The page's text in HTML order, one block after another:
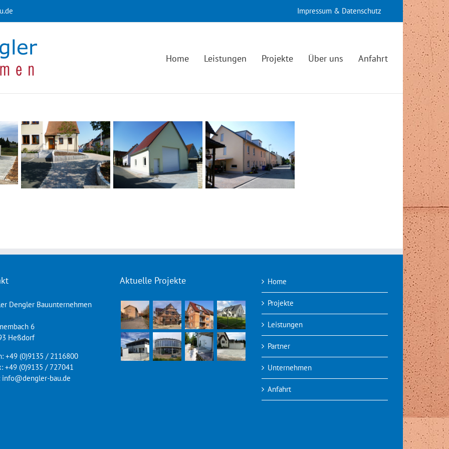
Impressum & Datenschutz
Home Leistungen Projekte Über uns Anfahrt
Dengler Bauunternehmen
6
Heßdorf
+49 (0)9135 / 2116800
+49 (0)9135 / 727041
info@dengler-bau.de
Aktuelle Projekte Home
Projekte
Leistungen
Partner
Unternehmen
Anfahrt